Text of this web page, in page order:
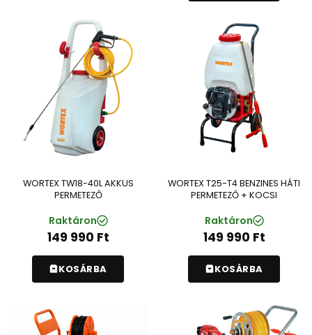
WORTEX TW18-40L AKKUS
PERMETEZŐ
Raktáron
149 990 Ft
KOSÁRBA
WORTEX T25-T4 BENZINES HÁTI
PERMETEZŐ + KOCSI
Raktáron
149 990 Ft
KOSÁRBA